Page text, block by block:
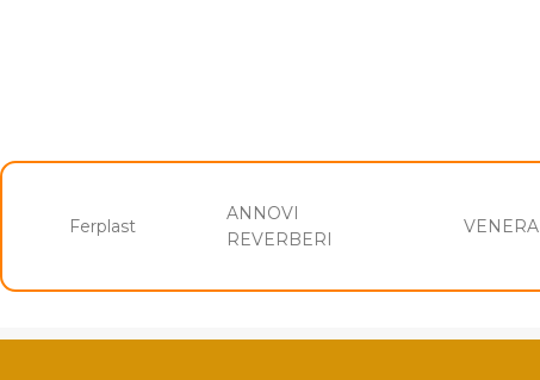
Ferplast
ANNOVI
REVERBERI
VENERA